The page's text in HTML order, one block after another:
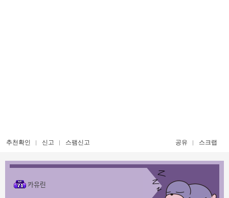
추천확인 신고 스팸신고 공유 스크랩
카유린